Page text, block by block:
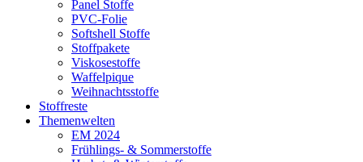
Panel Stoffe
PVC-Folie
Softshell Stoffe
Stoffpakete
Viskosestoffe
Waffelpique
Weihnachtsstoffe
Stoffreste
Themenwelten
EM 2024
Frühlings- & Sommerstoffe